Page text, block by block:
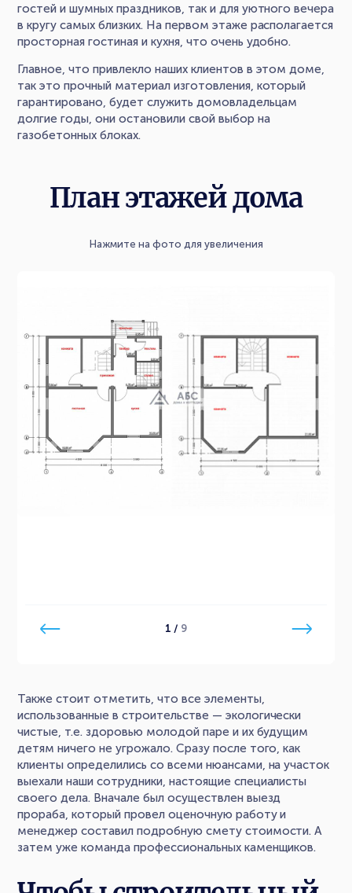
гостей и шумных праздников, так и для уютного вечера
в кругу самых близких. На первом этаже располагается
просторная гостиная и кухня, что очень удобно.
Главное, что привлекло наших клиентов в этом доме,
так это прочный материал изготовления, который
гарантировано, будет служить домовладельцам
долгие годы, они остановили свой выбор на
газобетонных блоках.
План этажей дома
Нажмите на фото для увеличения
1 / 9
Также стоит отметить, что все элементы,
использованные в строительстве — экологически
чистые, т.е. здоровью молодой паре и их будущим
детям ничего не угрожало. Сразу после того, как
клиенты определились со всеми нюансами, на участок
выехали наши сотрудники, настоящие специалисты
своего дела. Вначале был осуществлен выезд
прораба, который провел оценочную работу и
менеджер составил подробную смету стоимости. А
затем уже команда профессиональных каменщиков.